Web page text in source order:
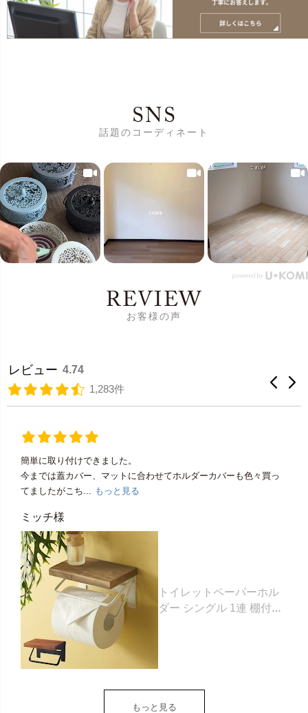
SNS
話題のコーディネート
REVIEW
お客様の声
レビュー 4.74
1,283件
簡単に取り付けできました。
今までは蓋カバー、マットに合わせてホルダーカバーも色々買っ
てましたがこち... もっと見る
ミッチ様
トイレットペーパーホル
ダー シングル 1連 棚付き
ダー 収納 DIY アンティー
ク ヴィンテージ ナチュラ
もっと見る